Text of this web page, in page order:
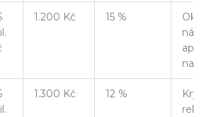
1.200 Kč 15 %
na
1.300 Kč 12 %